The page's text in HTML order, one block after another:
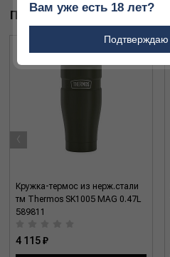
ПОХОЖИЕ ТОВАРЫ
Кружка-термос из нерж.стали
тм Thermos SK1005 MAG 0.47L
589811
4 115 ₽
‹
Вам уже есть 18 лет?
Подтверждаю